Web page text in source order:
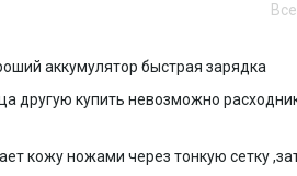
аккумулятор быстрая зарядка
другую купить невозможно
кожу ножами через тонкую сетку